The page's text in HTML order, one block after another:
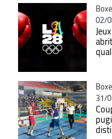
Boxe
02/
Boxe
31/